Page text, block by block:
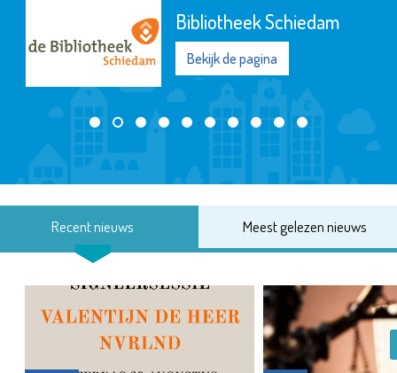
Bibliotheek Schiedam
Bekijk de pagina
Recent nieuws Meest gelezen nieuws